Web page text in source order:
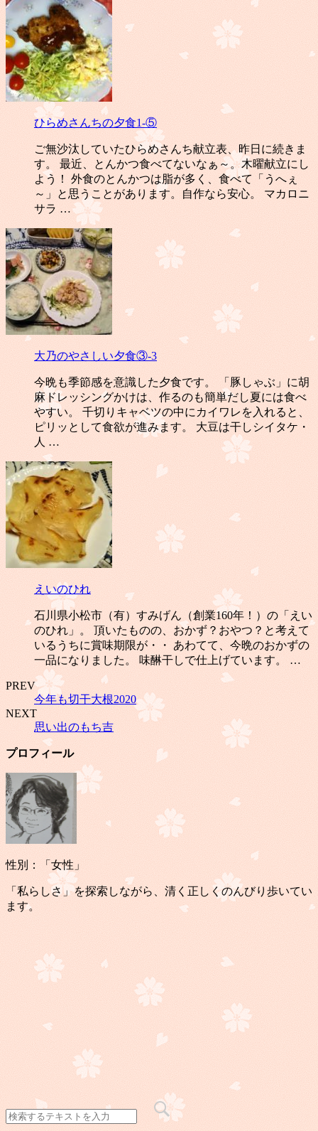
ひらめさんちの夕食1-⑤
ご無沙汰していたひらめさんち献立表、昨日に続きま
す。 最近、とんかつ食べてないなぁ～。木曜献立にし
よう！ 外食のとんかつは脂が多く、食べて「うへぇ
～」と思うことがあります。自作なら安心。 マカロニ
サラ …
大乃のやさしい夕食③-3
今晩も季節感を意識した夕食です。 「豚しゃぶ」に胡
麻ドレッシングかけは、作るのも簡単だし夏には食べ
やすい。 千切りキャベツの中にカイワレを入れると、
ピリッとして食欲が進みます。 大豆は干しシイタケ・
人 …
えいのひれ
石川県小松市（有）すみげん（創業160年！）の「えい
のひれ」。 頂いたものの、おかず？おやつ？と考えて
いるうちに賞味期限が・・ あわてて、今晩のおかずの
一品になりました。 味醂干しで仕上げています。 …
PREV
今年も切干大根2020
NEXT
思い出のもち吉
プロフィール
性別：「女性」
「私らしさ」を探索しながら、清く正しくのんびり歩いてい
ます。